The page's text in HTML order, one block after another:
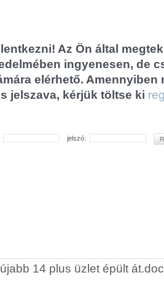
Az Ön által
ingyenesen, de
elérhető. Amennyiben
jelszava, kérjük töltse ki
jelszó:
14 plus üzlet épült át.doc